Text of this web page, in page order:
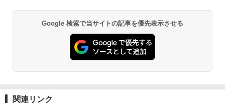
Google 検索で当サイトの記事を優先表示させる
関連リンク